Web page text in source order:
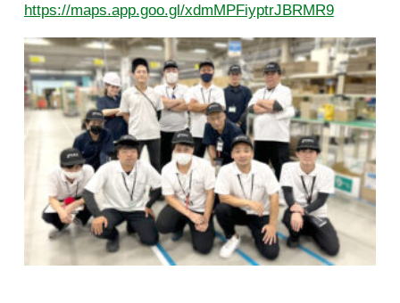
https://maps.app.goo.gl/xdmMPFiyptrJBRMR9